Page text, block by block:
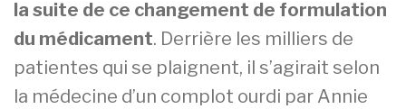
la suite de ce changement de formulation
du médicament. Derrière les milliers de
patientes qui se plaignent, il s’agirait selon
la médecine d’un complot ourdi par Annie